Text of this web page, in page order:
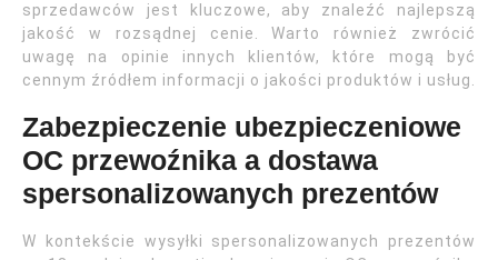
sprzedawców jest kluczowe, aby znaleźć najlepszą
jakość w rozsądnej cenie. Warto również zwrócić
uwagę na opinie innych klientów, które mogą być
cennym źródłem informacji o jakości produktów i usług.
Zabezpieczenie ubezpieczeniowe
OC przewoźnika a dostawa
spersonalizowanych prezentów
W kontekście wysyłki spersonalizowanych prezentów